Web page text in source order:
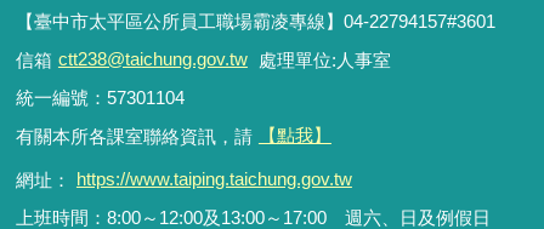
【臺中市太平區公所員工職場霸凌專線】04-22794157#3601
信箱 ctt238@taichung.gov.tw
處理單位:人事室
統一編號：57301104
有關本所各課室聯絡資訊，請
【點我】
網址：
https://www.taiping.taichung.gov.tw
上班時間：8:00～12:00及13:00～17:00 週六、日及例假日